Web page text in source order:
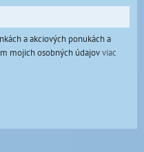
a akciových ponukách a
mojich osobných údajovviac